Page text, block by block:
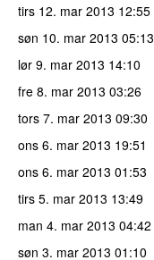
tirs 12. mar 2013 12:55
søn 10. mar 2013 05:13
lør 9. mar 2013 14:10
fre 8. mar 2013 03:26
tors 7. mar 2013 09:30
ons 6. mar 2013 19:51
ons 6. mar 2013 01:53
tirs 5. mar 2013 13:49
man 4. mar 2013 04:42
søn 3. mar 2013 01:10